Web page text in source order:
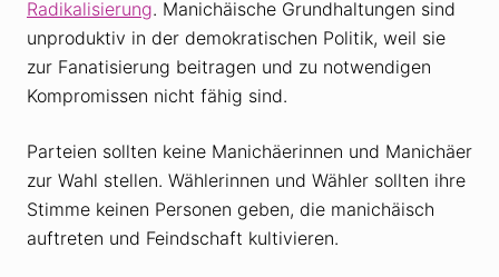
Radikalisierung. Manichäische Grundhaltungen sind
unproduktiv in der demokratischen Politik, weil sie
zur Fanatisierung beitragen und zu notwendigen
Kompromissen nicht fähig sind.
Parteien sollten keine Manichäerinnen und Manichäer
zur Wahl stellen. Wählerinnen und Wähler sollten ihre
Stimme keinen Personen geben, die manichäisch
auftreten und Feindschaft kultivieren.